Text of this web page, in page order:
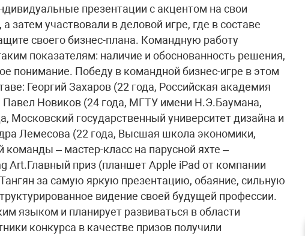
презентации с акцентом на свои
затем участвовали в деловой игре, где в составе
своего бизнес-плана. Командную работу
показателям: наличие и обоснованность решения,
понимание. Победу в командной бизнес-игре в этом
Георгий Захаров (22 года, Российская академия
Павел Новиков (24 года, МГТУ имени Н.Э.Баумана,
Московский государственный университет дизайна и
Лемесова (22 года, Высшая школа экономики,
– мастер-класс на парусной яхте –
Art.Главный приз (планшет Apple iPad от компании
за самую яркую презентацию, обаяние, сильную
видение своей будущей профессии.
языком и планирует развиваться в области
конкурса в качестве призов получили